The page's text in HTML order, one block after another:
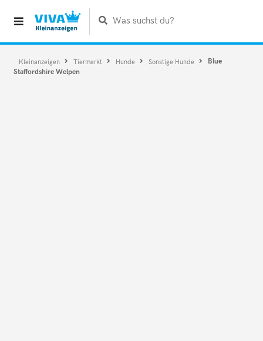
Was suchst du?
Kleinanzeigen Tiermarkt Hunde Sonstige Hunde
Blue
Staffordshire Welpen